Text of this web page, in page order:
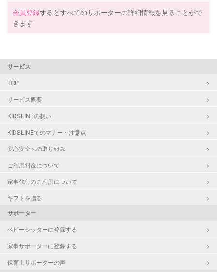
お子様の撮影
（定期特典）
対応不可
資格
自治体届出済ベビーシッター
対応可能/特徴
病児対応
レッスン
お子様の撮影
会員登録するとすべてのサポーターの詳細情報を見ることがで
きます
サービス
TOP
サービス概要
KIDSLINEの想い
KIDSLINEでのマナー・注意点
安心安全への取り組み
ご利用料金について
家事代行のご利用について
ギフトを贈る
サポーター
ベビーシッターに登録する
家事サポーターに登録する
保育士サポーターの声